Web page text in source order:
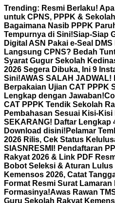
Skip
to
content
Trending: Resmi Berlaku!
untuk CPNS, PPPK &
Bagaimana Nasib PPPK
Tempurnya di Sini!Siap-Siap
Digital ASN Pakai e-Seal DMS
Langsung CPNS? Bedah
Syarat Gugur Sekolah
2026 Segera Dibuka, Ini 9
Sini!AWAS SALAH JADWAL!
Berpakaian Ujian CAT PPPK
Lengkap dengan Jawaban!
CAT PPPK Tendik Sekolah
Pembahasan Sesuai Kisi-
SEKARANG! Daftar Lengkap
Download disini! Pelamar
2026 Rilis, Cek Status
SIASN RESMI! Pendaftaran
Rakyat 2026 & Link PDF
Bobot Seleksi & Aturan
Kemensos 2026, Catat
Format Resmi Surat
Formasinya!Awas Rawan
Guru Sekolah Rakyat